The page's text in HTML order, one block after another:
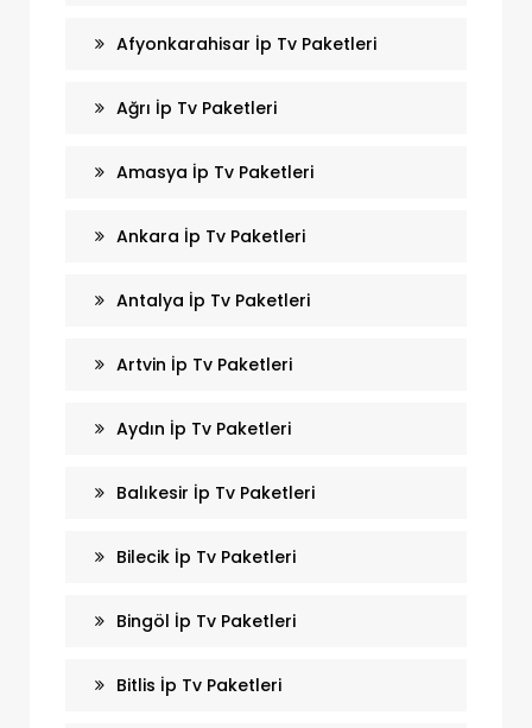
Afyonkarahisar İp Tv Paketleri
Ağrı İp Tv Paketleri
Amasya İp Tv Paketleri
Ankara İp Tv Paketleri
Antalya İp Tv Paketleri
Artvin İp Tv Paketleri
Aydın İp Tv Paketleri
Balıkesir İp Tv Paketleri
Bilecik İp Tv Paketleri
Bingöl İp Tv Paketleri
Bitlis İp Tv Paketleri